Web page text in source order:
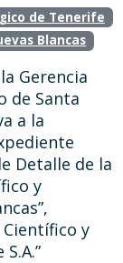
de Tenerife
Blancas
Gerencia
de Santa
a la
Detalle de la
y
y